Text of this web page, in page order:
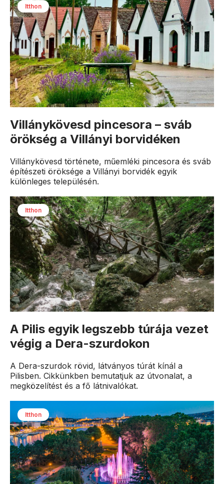
Itthon
Villánykövesd pincesora – sváb
örökség a Villányi borvidéken
Villánykövesd története, műemléki pincesora és sváb
építészeti öröksége a Villányi borvidék egyik
különleges településén.
Itthon
A Pilis egyik legszebb túrája vezet
végig a Dera-szurdokon
A Dera-szurdok rövid, látványos túrát kínál a
Pilisben. Cikkünkben bemutatjuk az útvonalat, a
megközelítést és a fő látnivalókat.
Itthon